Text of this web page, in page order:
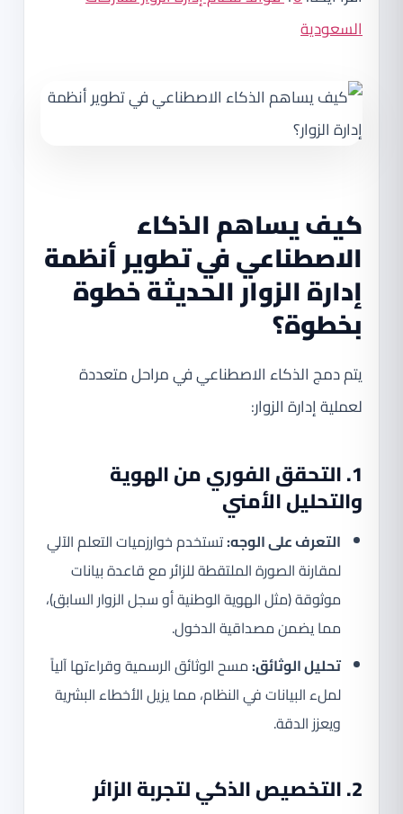
السعودية
كيف يساهم الذكاء
الاصطناعي في تطوير أنظمة
إدارة الزوار الحديثة خطوة
بخطوة؟
يتم دمج الذكاء الاصطناعي في مراحل متعددة
لعملية إدارة الزوار:
1. التحقق الفوري من الهوية
والتحليل الأمني
التعرف على الوجه:تستخدم خوارزميات التعلم الآلي
لمقارنة الصورة الملتقطة للزائر مع قاعدة بيانات
موثوقة (مثل الهوية الوطنية أو سجل الزوار السابق)،
مما يضمن مصداقية الدخول.
تحليل الوثائق:مسح الوثائق الرسمية وقراءتها آلياً
لملء البيانات في النظام، مما يزيل الأخطاء البشرية
ويعزز الدقة.
2. التخصيص الذكي لتجربة الزائر